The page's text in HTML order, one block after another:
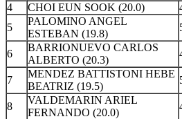
4
CHOI EUN SOOK (20.0)
5
PALOMINO ANGEL
ESTEBAN (19.8)
6
BARRIONUEVO CARLOS
ALBERTO (20.3)
7
MENDEZ BATTISTONI HEBE
BEATRIZ (19.5)
8
VALDEMARIN ARIEL
FERNANDO (20.0)